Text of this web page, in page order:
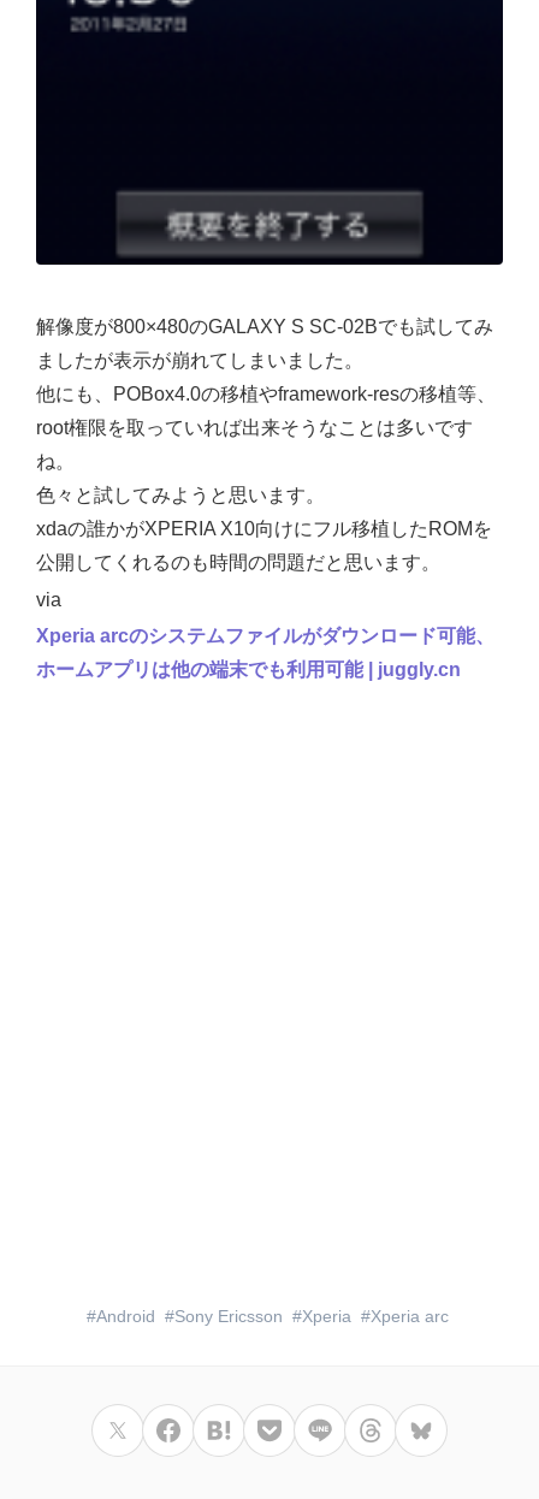
解像度が800×480のGALAXY S SC-02Bでも試してみ
ましたが表示が崩れてしまいました。
他にも、POBox4.0の移植やframework-resの移植等、
root権限を取っていれば出来そうなことは多いです
ね。
色々と試してみようと思います。
xdaの誰かがXPERIA X10向けにフル移植したROMを
公開してくれるのも時間の問題だと思います。
via
Xperia arcのシステムファイルがダウンロード可能、
ホームアプリは他の端末でも利用可能 | juggly.cn
Android Sony Ericsson Xperia Xperia arc